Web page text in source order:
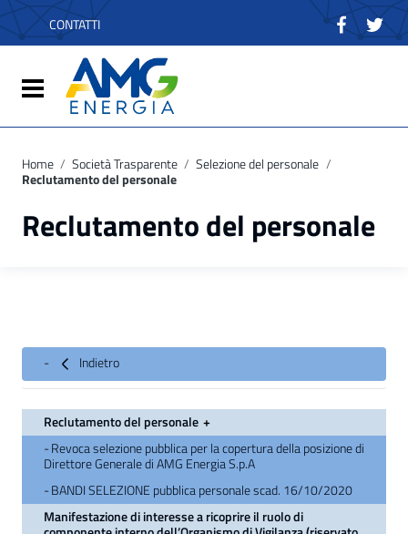
Vai ai contenuti
Vai al menu di navigazione
Vai al footer
CONTATTI
Attiva / disattiva la navigazione
Home / Società Trasparente / Selezione del personale /
Reclutamento del personale
Reclutamento del personale
Indietro
Reclutamento del personale
Revoca selezione pubblica per la copertura della posizione di
Direttore Generale di AMG Energia S.p.A
BANDI SELEZIONE pubblica personale scad. 16/10/2020
Manifestazione di interesse a ricoprire il ruolo di